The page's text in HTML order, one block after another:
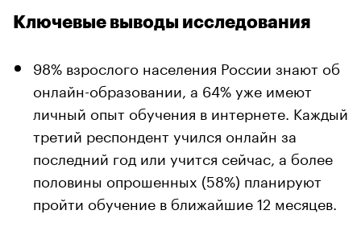
Ключевые выводы исследования
98% взрослого населения России знают об
онлайн-образовании, а 64% уже имеют
личный опыт обучения в интернете. Каждый
третий респондент учился онлайн за
последний год или учится сейчас, а более
половины опрошенных (58%) планируют
пройти обучение в ближайшие 12 месяцев.